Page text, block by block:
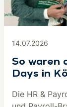
14.07.2026
So waren
Days in
Die HR &